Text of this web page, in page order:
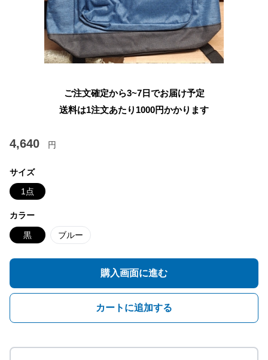
ご注文確定から3~7日でお届け予定
送料は1注文あたり 1000円かかります
4,640 円
サイズ
1点
カラー
黒 ブルー
購入画面に進む
カートに追加する